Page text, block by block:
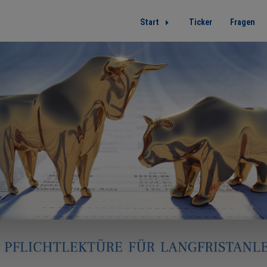
Start Ticker Fragen